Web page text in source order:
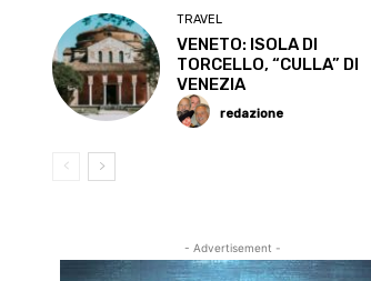
TRAVEL
VENETO: ISOLA DI
TORCELLO, “CULLA” DI
VENEZIA
redazione
- Advertisement -